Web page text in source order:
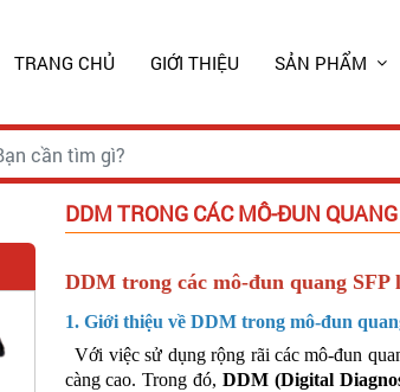
TRANG CHỦ GIỚI THIỆU SẢN PHẨM
DDM TRONG CÁC MÔ-ĐUN
DDM trong các mô-đun quang SFP
1. Giới thiệu về DDM trong mô-đun
Với việc sử dụng rộng rãi các mô-đun
càng cao. Trong đó,DDM (Digital